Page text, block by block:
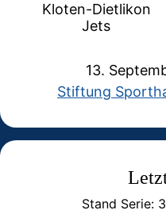
Kloten-Dietlikon
Jets
13.
Stiftung
Stand Serie: